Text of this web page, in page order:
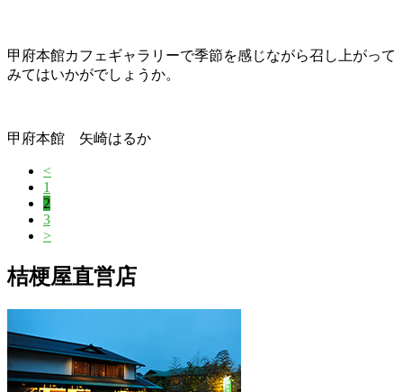
甲府本館カフェギャラリーで季節を感じながら召し上がって
みてはいかがでしょうか。
甲府本館 矢崎はるか
<
1
2
3
>
桔梗屋直営店